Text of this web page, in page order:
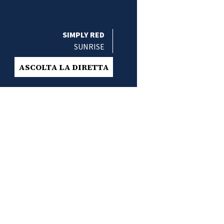
SIMPLY RED
SUNRISE
ASCOLTA LA DIRETTA